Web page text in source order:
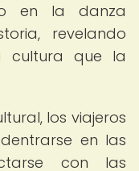
en la danza
revelando
cultura que la
los viajeros
en las
con las